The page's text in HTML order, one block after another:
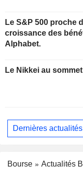
Le S&P 500 proche
croissance des
Alphabet.
Le Nikkei au sommet
Dernières actualités
Bourse
Actualités